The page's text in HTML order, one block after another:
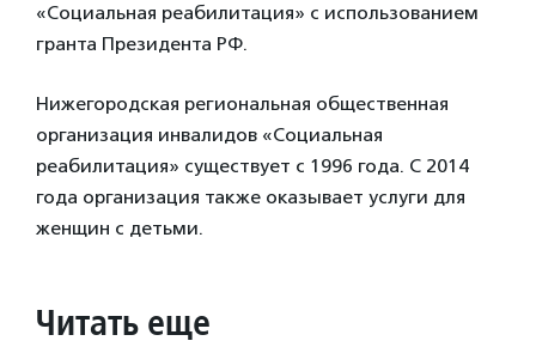
«Социальная реабилитация» с использованием
гранта Президента РФ.
Нижегородская региональная общественная
организация инвалидов «Социальная
реабилитация» существует с 1996 года. С 2014
года организация также оказывает услуги для
женщин с детьми.
Читать еще